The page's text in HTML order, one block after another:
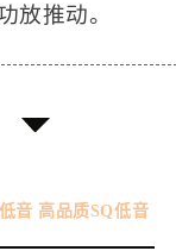
放推动。
音 高品质SQ低音